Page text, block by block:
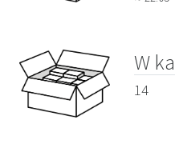
W
14